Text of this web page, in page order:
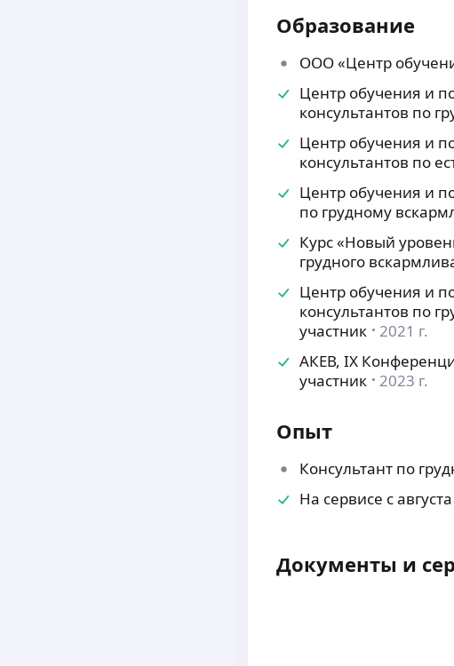
Образование
ООО «Центр
Центр обучения и
консультантов по
Центр обучения и
консультантов по
Центр обучения и
по грудному
Курс «Новый
грудного
Центр обучения и
консультантов по
участник
2021 г.
АКЕВ, IX
участник
2023 г.
Опыт
Консультант по
На сервисе с
Документы и